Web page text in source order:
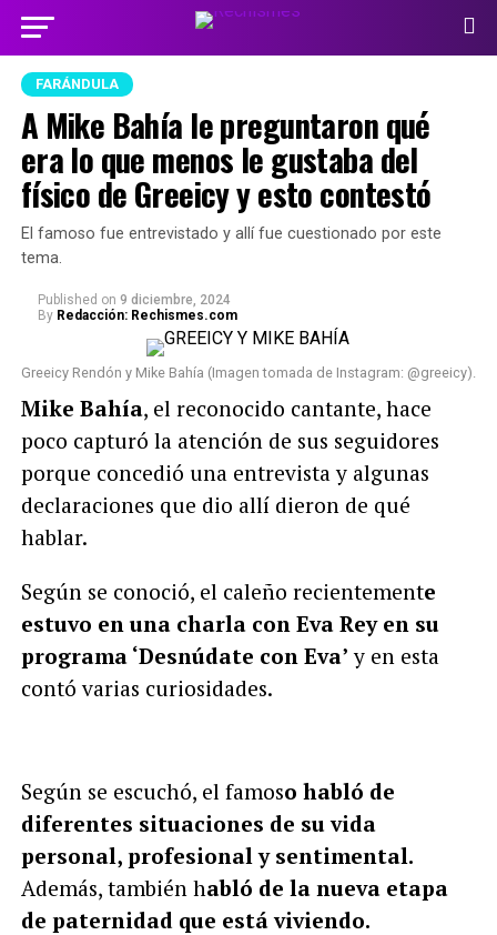
FARÁNDULA
A Mike Bahía le preguntaron qué
era lo que menos le gustaba del
físico de Greeicy y esto contestó
El famoso fue entrevistado y allí fue cuestionado por este
tema.
Published on 9 diciembre, 2024
By Redacción: Rechismes.com
Greeicy Rendón y Mike Bahía (Imagen tomada de Instagram: @greeicy).
Mike Bahía, el reconocido cantante, hace
poco capturó la atención de sus seguidores
porque concedió una entrevista y algunas
declaraciones que dio allí dieron de qué
hablar.
Según se conoció, el caleño recientemente
estuvo en una charla con Eva Rey en su
programa ‘Desnúdate con Eva’ y en esta
contó varias curiosidades.
Según se escuchó, el famoso habló de
diferentes situaciones de su vida
personal, profesional y sentimental.
Además, también habló de la nueva etapa
de paternidad que está viviendo.